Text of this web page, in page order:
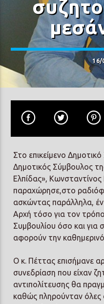
Prisma Radio
16/
Στο επικείμενο
Δημοτικός Σύμβουλος
Ελπίδας»,
παραχώρησε,στο
ασκώντας παράλληλα,
Αρχή τόσο για τον
Συμβουλίου όσο και για
αφορούν την
Ο κ. Πέττας επισήμανε
συνεδρίαση που είχαν
αντιπολίτευσης θα
καθώς πληρούνταν όλες